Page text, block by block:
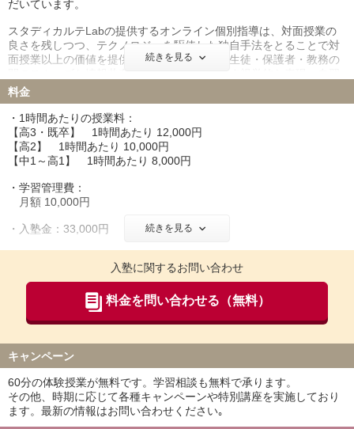
だいています。
スタディカルテLabの提供するオンライン個別指導は、対面授業の
良さを残しつつ、テクノロジーを駆使した独自手法をとることで対
面授業以上の価値を提供しています。講師・生徒・保護者・教務の
中の疑問を次の授業までに事前共有、宿題のリマインド通知…など
など。
実際に受けてみないと分からないことも多いと思いますので、まず
は一度ご体験ください。60分の体験授業と学習プランナーによる学
習相談を無料でご受講いただけます。
続きを見る
料金
・1時間あたりの授業料：
【高3・既卒】 1時間あたり 12,000円
【高2】 1時間あたり 10,000円
【中1～高1】 1時間あたり 8,000円
・学習管理費：
月額 10,000円
・入塾金：33,000円 続きを見る
入塾に関するお問い合わせ
料金を問い合わせる（無料）
キャンペーン
60分の体験授業が無料です。学習相談も無料で承ります。
その他、時期に応じて各種キャンペーンや特別講座を実施しており
ます。最新の情報はお問い合わせください｡